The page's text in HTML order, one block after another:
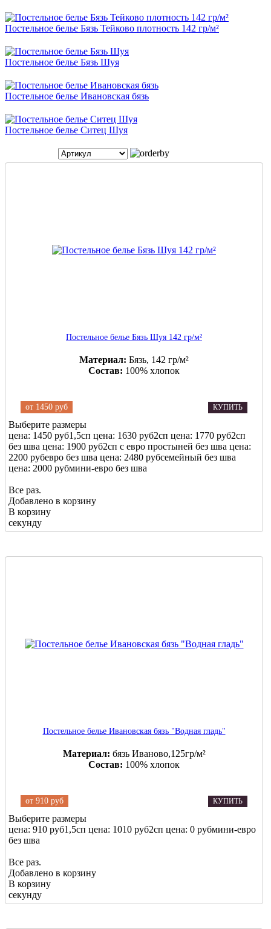
Постельное белье Бязь Тейково плотность 142 гр/м²
Постельное белье Бязь Шуя
Постельное белье Ивановская бязь
Постельное белье Ситец Шуя
Постельное белье Бязь Шуя 142 гр/м²
Материал: Бязь, 142 гр/м²
Состав: 100% хлопок
от 1450 руб КУПИТЬ
Выберите размеры
цена: 1450 руб1,5сп цена: 1630 руб2сп цена: 1770 руб2сп
без шва цена: 1900 руб2сп с евро простыней без шва цена:
2200 рубевро без шва цена: 2480 рубсемейный без шва
цена: 2000 рубмини-евро без шва
Все раз.
Добавлено в корзину
В корзину
секунду
Постельное белье Ивановская бязь "Водная гладь"
Материал: бязь Иваново,125гр/м²
Состав: 100% хлопок
от 910 руб КУПИТЬ
Выберите размеры
цена: 910 руб1,5сп цена: 1010 руб2сп цена: 0 рубмини-евро
без шва
Все раз.
Добавлено в корзину
В корзину
секунду